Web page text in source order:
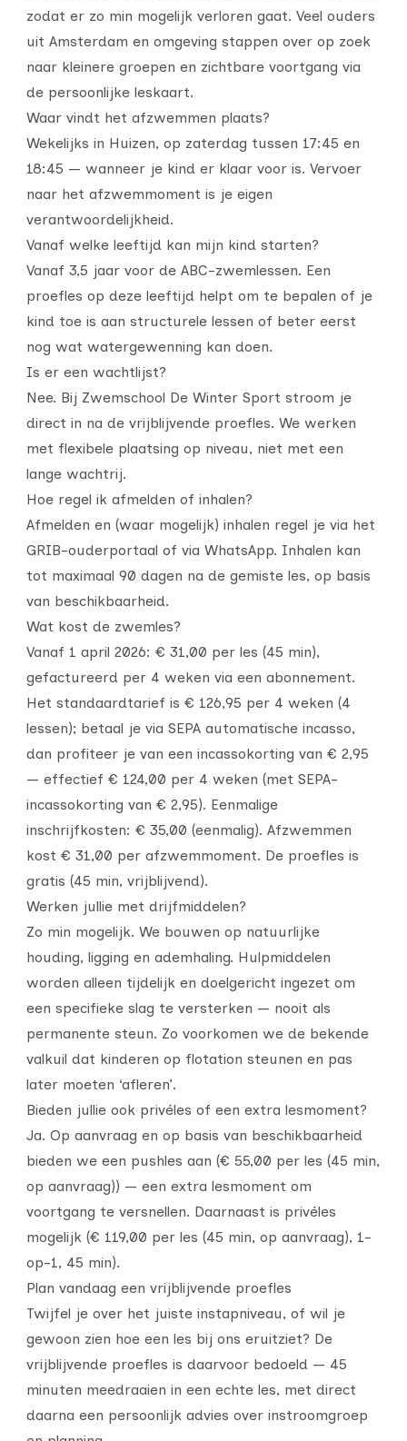
zodat er zo min mogelijk verloren gaat. Veel ouders
uit Amsterdam en omgeving stappen over op zoek
naar kleinere groepen en zichtbare voortgang via
de persoonlijke leskaart.
Waar vindt het afzwemmen plaats?
Wekelijks in Huizen, op zaterdag tussen 17:45 en
18:45 — wanneer je kind er klaar voor is. Vervoer
naar het afzwemmoment is je eigen
verantwoordelijkheid.
Vanaf welke leeftijd kan mijn kind starten?
Vanaf 3,5 jaar voor de ABC-zwemlessen. Een
proefles op deze leeftijd helpt om te bepalen of je
kind toe is aan structurele lessen of beter eerst
nog wat watergewenning kan doen.
Is er een wachtlijst?
Nee. Bij Zwemschool De Winter Sport stroom je
direct in na de vrijblijvende proefles. We werken
met flexibele plaatsing op niveau, niet met een
lange wachtrij.
Hoe regel ik afmelden of inhalen?
Afmelden en (waar mogelijk) inhalen regel je via het
GRIB-ouderportaal of via WhatsApp. Inhalen kan
tot maximaal 90 dagen na de gemiste les, op basis
van beschikbaarheid.
Wat kost de zwemles?
Vanaf 1 april 2026: € 31,00 per les (45 min),
gefactureerd per 4 weken via een abonnement.
Het standaardtarief is € 126,95 per 4 weken (4
lessen); betaal je via SEPA automatische incasso,
dan profiteer je van een incassokorting van € 2,95
— effectief € 124,00 per 4 weken (met SEPA-
incassokorting van € 2,95). Eenmalige
inschrijfkosten: € 35,00 (eenmalig). Afzwemmen
kost € 31,00 per afzwemmoment. De proefles is
gratis (45 min, vrijblijvend).
Werken jullie met drijfmiddelen?
Zo min mogelijk. We bouwen op natuurlijke
houding, ligging en ademhaling. Hulpmiddelen
worden alleen tijdelijk en doelgericht ingezet om
een specifieke slag te versterken — nooit als
permanente steun. Zo voorkomen we de bekende
valkuil dat kinderen op flotation steunen en pas
later moeten ‘afleren’.
Bieden jullie ook privéles of een extra lesmoment?
Ja. Op aanvraag en op basis van beschikbaarheid
bieden we een pushles aan (€ 55,00 per les (45 min,
op aanvraag)) — een extra lesmoment om
voortgang te versnellen. Daarnaast is privéles
mogelijk (€ 119,00 per les (45 min, op aanvraag), 1-
op-1, 45 min).
Plan vandaag een vrijblijvende proefles
Twijfel je over het juiste instapniveau, of wil je
gewoon zien hoe een les bij ons eruitziet? De
vrijblijvende proefles is daarvoor bedoeld — 45
minuten meedraaien in een echte les, met direct
daarna een persoonlijk advies over instroomgroep